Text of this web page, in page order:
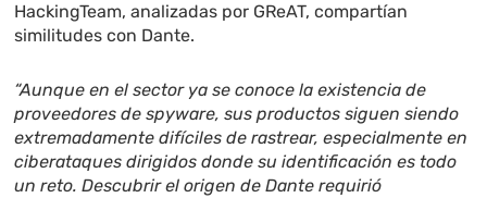
HackingTeam, analizadas por GReAT, compartían
similitudes con Dante.
“Aunque en el sector ya se conoce la existencia de
proveedores de spyware, sus productos siguen siendo
extremadamente difíciles de rastrear, especialmente en
ciberataques dirigidos donde su identificación es todo
un reto. Descubrir el origen de Dante requirió